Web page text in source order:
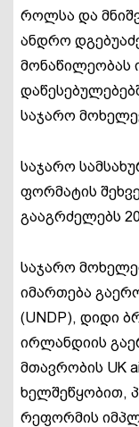
როლსა და
ანდრო
მონაწილეობას
საჯარო
საჯარო
ფორმატის
გააგრძელებს
საჯარო
იმართება
(UNDP), დიდი
ირლანდიის
მთავრობის UK
ხელშეწყობით,
რეფორმის